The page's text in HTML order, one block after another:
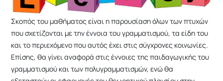
Σκοπός του μαθήματος είναι η παρουσίαση όλων των πτυχών
που σχετίζονται με την έννοια του γραμματισμού, τα είδη του
και το περιεχόμενο που αυτός έχει στις σύγχρονες κοινωνίες.
Επίσης, θα γίνει αναφορά στις έννοιες της παιδαγωγικής του
γραμματισμού και των πολυγραμματισμών, ενώ θα